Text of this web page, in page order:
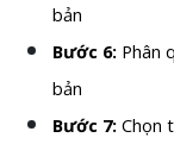
bản
Bước 6: Phân
bản
Bước 7: Chọn